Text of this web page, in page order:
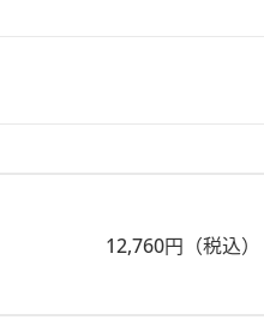
12,760円（税込）